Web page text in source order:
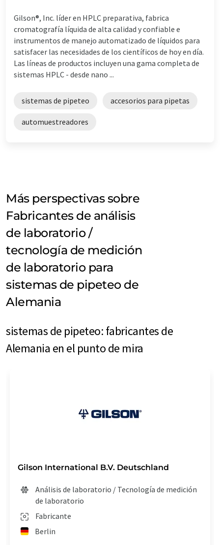
Gilson®, Inc. líder en HPLC preparativa, fabrica
cromatografía líquida de alta calidad y confiable e
instrumentos de manejo automatizado de líquidos para
satisfacer las necesidades de los científicos de hoy en día.
Las líneas de productos incluyen una gama completa de
sistemas HPLC - desde nano ...
sistemas de pipeteo accesorios para pipetas
automuestreadores
Más perspectivas sobre
Fabricantes de análisis
de laboratorio /
tecnología de medición
de laboratorio para
sistemas de pipeteo de
Alemania
sistemas de pipeteo: fabricantes de
Alemania en el punto de mira
Gilson International B.V. Deutschland
Análisis de laboratorio / Tecnología de medición
de laboratorio
Fabricante
Berlin